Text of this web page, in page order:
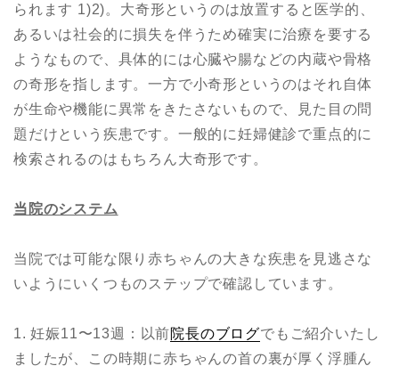
られます 1)2)。大奇形というのは放置すると医学的、
あるいは社会的に損失を伴うため確実に治療を要する
ようなもので、具体的には心臓や腸などの内蔵や骨格
の奇形を指します。一方で小奇形というのはそれ自体
が生命や機能に異常をきたさないもので、見た目の問
題だけという疾患です。一般的に妊婦健診で重点的に
検索されるのはもちろん大奇形です。
当院のシステム
当院では可能な限り赤ちゃんの大きな疾患を見逃さな
いようにいくつものステップで確認しています。
1. 妊娠11〜13週：以前院長のブログでもご紹介いたし
ましたが、この時期に赤ちゃんの首の裏が厚く浮腫ん